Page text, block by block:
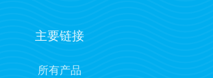
主要链接
所有产品